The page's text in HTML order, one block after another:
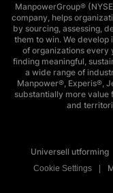
ManpowerGroup®
company, helps
by sourcing, assessing,
them to win. We
of organizations every
finding meaningful,
a wide range of
Manpower®, Experis®,
substantially more value
and
Universell utforming
Cookie Settings